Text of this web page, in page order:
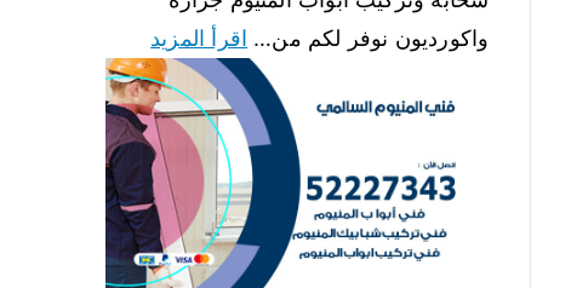
واكورديون نوفر لكم من… اقرأ المزيد